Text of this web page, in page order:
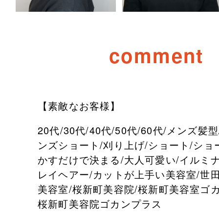
comment
【素敵なお客様】
20代/30代/40代/50代/60代/メンズ髪
ンズショート/刈り上げ/ショート/ショ
かすだけで決まる/大人可愛い/イルミ
レイヘアー/カットが上手い美容室/世
美容室/桜新町美容院/桜新町美容室ゴ
桜新町美容院ゴカンプラス